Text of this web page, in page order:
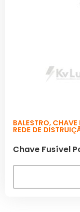
BALESTRO, CHAVE
REDE DE
Chave Fusível